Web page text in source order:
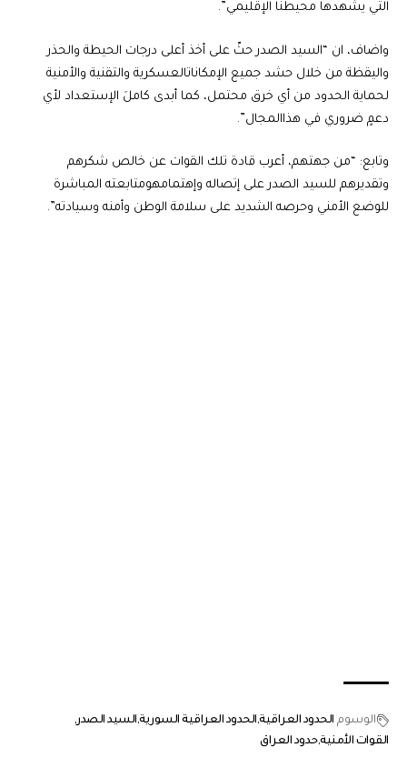
التي يشهدها محيطنا الإقليمي”.
واضاف، ان “السيد الصدر حثّ على أخذ أعلى درجات الحيطة والحذر
واليقظة من خلال حشد جميع الإمكاناتالعسكرية والتقنية والأمنية
لحماية الحدود من أي خرق محتمل، كما أبدى كاملَ الإستعداد لأي
دعمٍ ضروري في هذاالمجال”.
وتابع: “من جهتهم، أعرب قادة تلك القوات عن خالص شكرهم
وتقديرهم للسيد الصدر على إتصاله وإهتمامهومتابعته المباشرة
للوضع الأمني وحرصه الشديد على سلامة الوطن وأمنه وسيادته”.
الوسوم الحدود العراقية الحدود العراقية السورية السيد الصدر
القوات الأمنيةحدود العراق